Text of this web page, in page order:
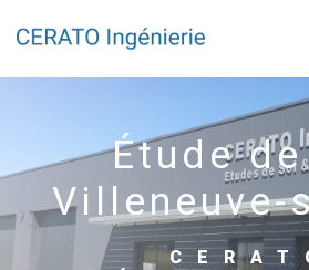
étude de sol
Villeneuve-
CERATO